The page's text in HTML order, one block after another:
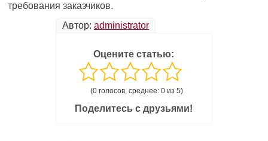
требования заказчиков.
Автор: administrator
Оцените статью:
(0 голосов, среднее: 0 из 5)
Поделитесь с друзьями!